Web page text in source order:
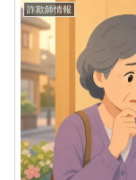
詐欺師情報